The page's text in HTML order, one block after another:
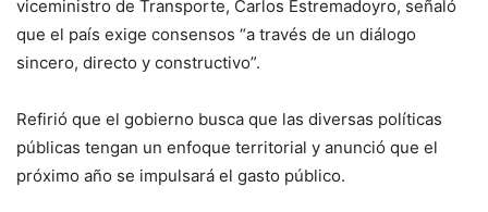
viceministro de Transporte, Carlos Estremadoyro, señaló
que el país exige consensos “a través de un diálogo
sincero, directo y constructivo”.
Refirió que el gobierno busca que las diversas políticas
públicas tengan un enfoque territorial y anunció que el
próximo año se impulsará el gasto público.